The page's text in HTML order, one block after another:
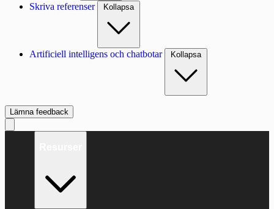
Skriva referenser Kollapsa
Artificiell intelligens och chatbotar Kollapsa
Lämna feedback